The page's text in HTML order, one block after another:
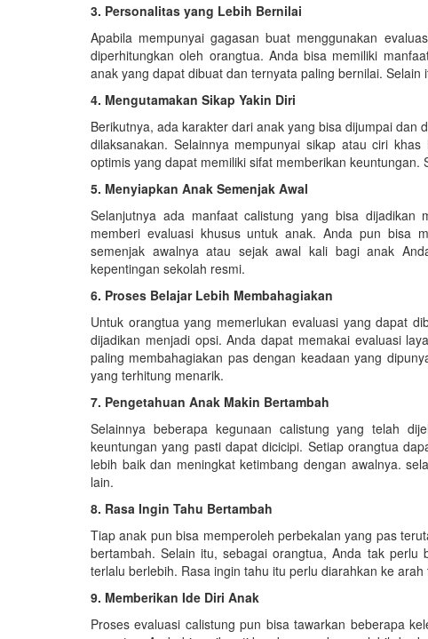
3. Personalitas yang Lebih Bernilai
Apabila mempunyai gagasan buat menggunakan
diperhitungkan oleh orangtua. Anda bisa memiliki
anak yang dapat dibuat dan ternyata paling bernilai.
4. Mengutamakan Sikap Yakin Diri
Berikutnya, ada karakter dari anak yang bisa dijumpai
dilaksanakan. Selainnya mempunyai sikap atau ciri
optimis yang dapat memiliki sifat memberikan
5. Menyiapkan Anak Semenjak Awal
Selanjutnya ada manfaat calistung yang bisa dijadikan
memberi evaluasi khusus untuk anak. Anda pun bisa
semenjak awalnya atau sejak awal kali bagi anak
kepentingan sekolah resmi.
6. Proses Belajar Lebih Membahagiakan
Untuk orangtua yang memerlukan evaluasi yang dapat
dijadikan menjadi opsi. Anda dapat memakai evaluasi
paling membahagiakan pas dengan keadaan yang
yang terhitung menarik.
7. Pengetahuan Anak Makin Bertambah
Selainnya beberapa kegunaan calistung yang telah
keuntungan yang pasti dapat dicicipi. Setiap orangtua
lebih baik dan meningkat ketimbang dengan awalnya.
lain.
8. Rasa Ingin Tahu Bertambah
Tiap anak pun bisa memperoleh perbekalan yang pas
bertambah. Selain itu, sebagai orangtua, Anda tak
terlalu berlebih. Rasa ingin tahu itu perlu diarahkan ke
9. Memberikan Ide Diri Anak
Proses evaluasi calistung pun bisa tawarkan beberapa